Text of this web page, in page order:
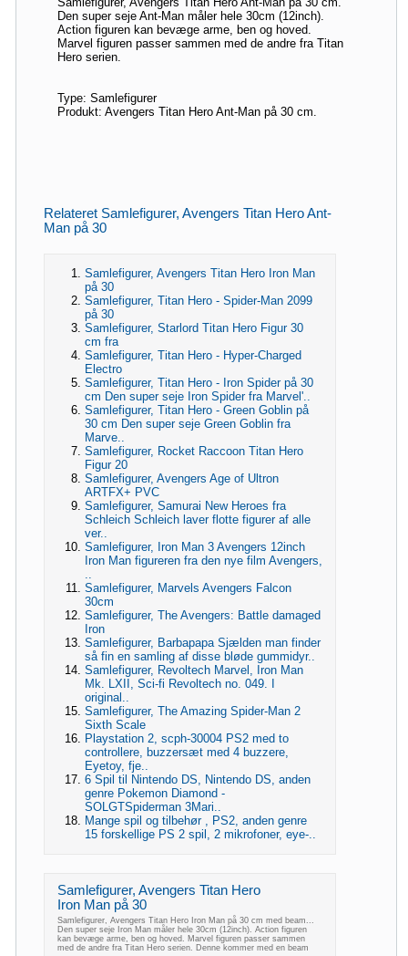
Den super seje Ant-Man måler hele 30cm (12inch).
Action figuren kan bevæge arme, ben og hoved.
Marvel figuren passer sammen med de andre fra Titan
Hero serien.
Type: Samlefigurer
Produkt: Avengers Titan Hero Ant-Man på 30 cm.
Relateret Samlefigurer, Avengers Titan Hero Ant-
Man på 30
Samlefigurer, Avengers Titan Hero Iron Man
på 30
Samlefigurer, Titan Hero - Spider-Man 2099
på 30
Samlefigurer, Starlord Titan Hero Figur 30
cm fra
Samlefigurer, Titan Hero - Hyper-Charged
Electro
Samlefigurer, Titan Hero - Iron Spider på 30
cm Den super seje Iron Spider fra Marvel'..
Samlefigurer, Titan Hero - Green Goblin på
30 cm Den super seje Green Goblin fra
Marve..
Samlefigurer, Rocket Raccoon Titan Hero
Figur 20
Samlefigurer, Avengers Age of Ultron
ARTFX+ PVC
Samlefigurer, Samurai New Heroes fra
Schleich Schleich laver flotte figurer af alle
ver..
Samlefigurer, Iron Man 3 Avengers 12inch
Iron Man figureren fra den nye film Avengers,
..
Samlefigurer, Marvels Avengers Falcon
30cm
Samlefigurer, The Avengers: Battle damaged
Iron
Samlefigurer, Barbapapa Sjælden man finder
så fin en samling af disse bløde gummidyr..
Samlefigurer, Revoltech Marvel, Iron Man
Mk. LXII, Sci-fi Revoltech no. 049. I
original..
Samlefigurer, The Amazing Spider-Man 2
Sixth Scale
Playstation 2, scph-30004 PS2 med to
controllere, buzzersæt med 4 buzzere,
Eyetoy, fje..
6 Spil til Nintendo DS, Nintendo DS, anden
genre Pokemon Diamond -
SOLGTSpiderman 3Mari..
Mange spil og tilbehør , PS2, anden genre
15 forskellige PS 2 spil, 2 mikrofoner, eye-..
Samlefigurer, Avengers Titan Hero
Iron Man på 30
Samlefigurer, Avengers Titan Hero Iron Man på 30 cm med beam...
Den super seje Iron Man måler hele 30cm (12inch). Action figuren
kan bevæge arme, ben og hoved. Marvel figuren passer sammen
med de andre fra Titan Hero serien. Denne kommer med en beam